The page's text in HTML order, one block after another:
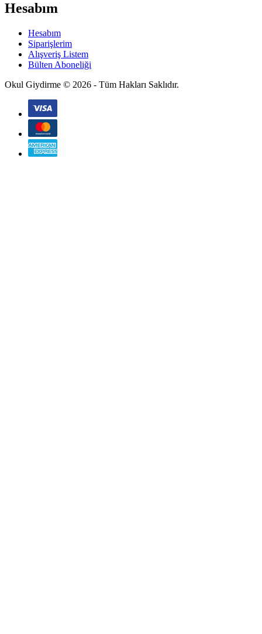
Hesabım
Hesabım
Siparişlerim
Alışveriş Listem
Bülten Aboneliği
Okul Giydirme © 2026 - Tüm Hakları Saklıdır.